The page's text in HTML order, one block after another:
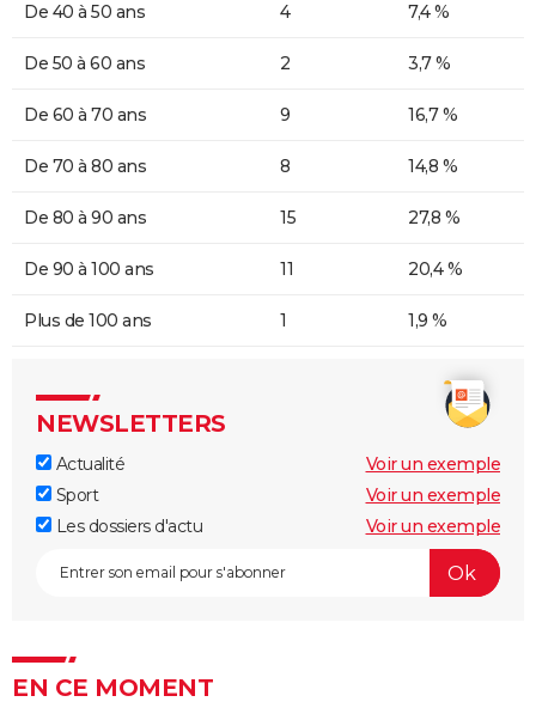
De 40 à 50 ans 4 7,4 %
De 50 à 60 ans 2 3,7 %
De 60 à 70 ans 9 16,7 %
De 70 à 80 ans 8 14,8 %
De 80 à 90 ans 15 27,8 %
De 90 à 100 ans 11 20,4 %
Plus de 100 ans 1 1,9 %
NEWSLETTERS
Actualité
Voir un exemple
Sport
Voir un exemple
Les dossiers d'actu
Voir un exemple
EN CE MOMENT